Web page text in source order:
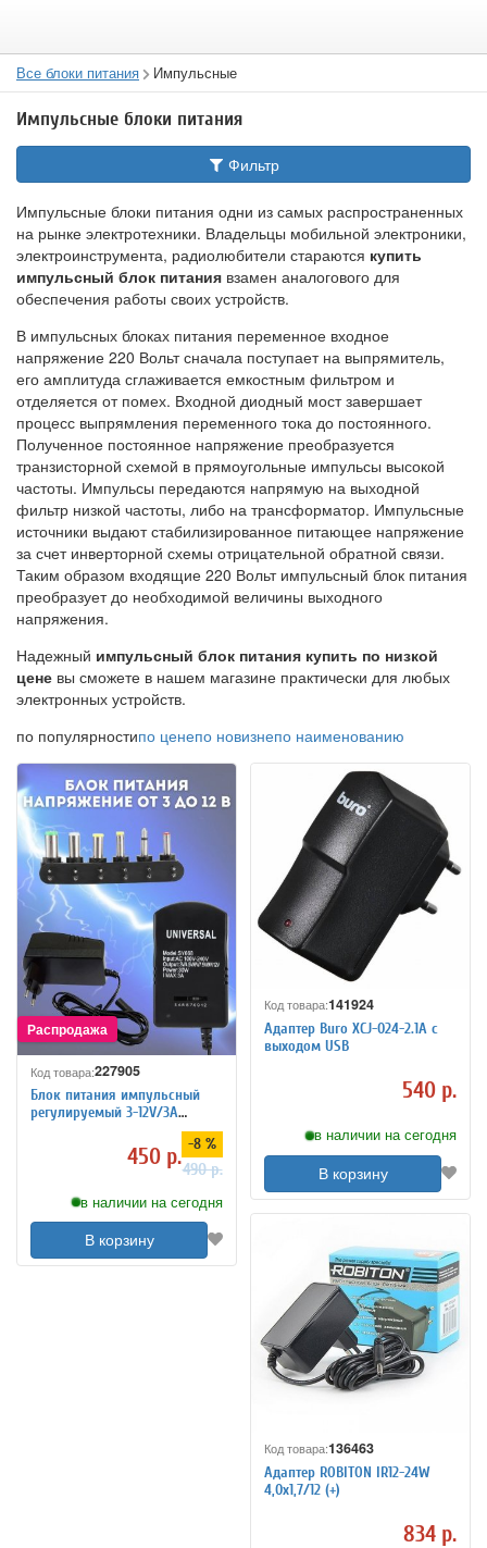
Все блоки питания Импульсные
Импульсные блоки питания
Фильтр
Импульсные блоки питания одни из самых распространенных
на рынке электротехники. Владельцы мобильной электроники,
электроинструмента, радиолюбители стараются купить
импульсный блок питания взамен аналогового для
обеспечения работы своих устройств.
В импульсных блоках питания переменное входное
напряжение 220 Вольт сначала поступает на выпрямитель,
его амплитуда сглаживается емкостным фильтром и
отделяется от помех. Входной диодный мост завершает
процесс выпрямления переменного тока до постоянного.
Полученное постоянное напряжение преобразуется
транзисторной схемой в прямоугольные импульсы высокой
частоты. Импульсы передаются напрямую на выходной
фильтр низкой частоты, либо на трансформатор. Импульсные
источники выдают стабилизированное питающее напряжение
за счет инверторной схемы отрицательной обратной связи.
Таким образом входящие 220 Вольт импульсный блок питания
преобразует до необходимой величины выходного
напряжения.
Надежный импульсный блок питания купить по низкой
цене вы сможете в нашем магазине практически для любых
электронных устройств.
по популярностипо ценепо новизнепо наименованию
Код товара:227905
Блок питания импульсный
регулируемый 3-12V/3A
универсальный PowerNest
450 р. -8 %
490 р.
в наличии на сегодня
В корзину
Код товара:141924
Адаптер Buro XCJ-024-2.1A с
выходом USB
540 р.
в наличии на сегодня
В корзину
Код товара:136463
Адаптер ROBITON IR12-24W
4,0x1,7/12 (+)
834 р.